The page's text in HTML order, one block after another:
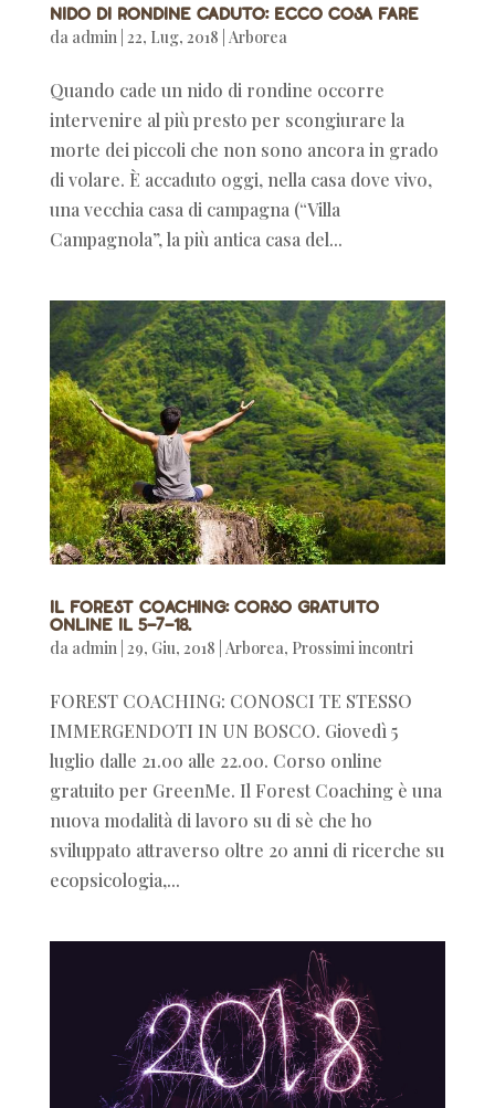
Nido di rondine caduto: ecco cosa fare
da admin 22, Lug, 2018 Arborea
Quando cade un nido di rondine occorre
intervenire al più presto per scongiurare la
morte dei piccoli che non sono ancora in grado
di volare. È accaduto oggi, nella casa dove vivo,
una vecchia casa di campagna (“Villa
Campagnola”, la più antica casa del...
Il Forest Coaching: corso gratuito
online il 5-7-18.
da admin 29, Giu, 2018 Arborea, Prossimi incontri
FOREST COACHING: CONOSCI TE STESSO
IMMERGENDOTI IN UN BOSCO. Giovedì 5
luglio dalle 21.00 alle 22.00. Corso online
gratuito per GreenMe. Il Forest Coaching è una
nuova modalità di lavoro su di sè che ho
sviluppato attraverso oltre 20 anni di ricerche su
ecopsicologia,...